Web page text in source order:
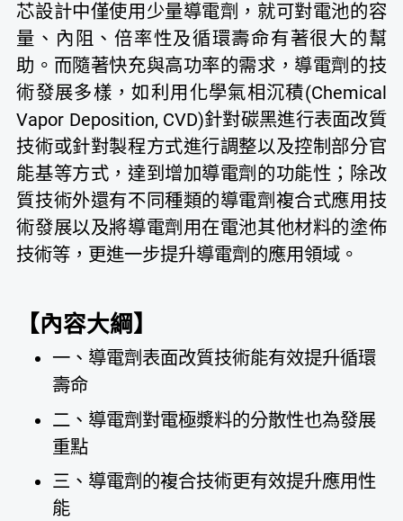
芯設計中僅使用少量導電劑，就可對電池的容
量、內阻、倍率性及循環壽命有著很大的幫
助。而隨著快充與高功率的需求，導電劑的技
術發展多樣，如利用化學氣相沉積(Chemical
Vapor Deposition, CVD)針對碳黑進行表面改質
技術或針對製程方式進行調整以及控制部分官
能基等方式，達到增加導電劑的功能性；除改
質技術外還有不同種類的導電劑複合式應用技
術發展以及將導電劑用在電池其他材料的塗佈
技術等，更進一步提升導電劑的應用領域。
【內容大綱】
一、導電劑表面改質技術能有效提升循環
壽命
二、導電劑對電極漿料的分散性也為發展
重點
三、導電劑的複合技術更有效提升應用性
能